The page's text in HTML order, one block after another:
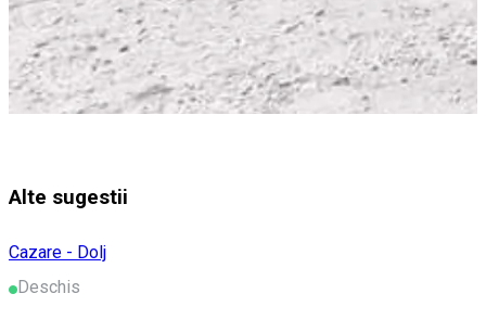
Alte sugestii
Cazare - Dolj
Deschis